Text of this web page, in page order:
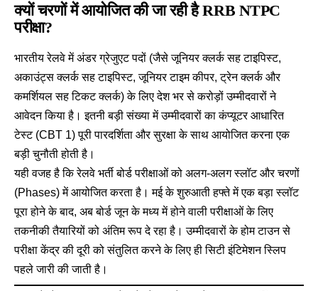
क्यों चरणों में आयोजित की जा रही है RRB NTPC
परीक्षा?
भारतीय रेलवे में अंडर ग्रेजुएट पदों (जैसे जूनियर क्लर्क सह टाइपिस्ट,
अकाउंट्स क्लर्क सह टाइपिस्ट, जूनियर टाइम कीपर, ट्रेन क्लर्क और
कमर्शियल सह टिकट क्लर्क) के लिए देश भर से करोड़ों उम्मीदवारों ने
आवेदन किया है। इतनी बड़ी संख्या में उम्मीदवारों का कंप्यूटर आधारित
टेस्ट (CBT 1) पूरी पारदर्शिता और सुरक्षा के साथ आयोजित करना एक
बड़ी चुनौती होती है।
यही वजह है कि रेलवे भर्ती बोर्ड परीक्षाओं को अलग-अलग स्लॉट और चरणों
(Phases) में आयोजित करता है। मई के शुरुआती हफ्ते में एक बड़ा स्लॉट
पूरा होने के बाद, अब बोर्ड जून के मध्य में होने वाली परीक्षाओं के लिए
तकनीकी तैयारियों को अंतिम रूप दे रहा है। उम्मीदवारों के होम टाउन से
परीक्षा केंद्र की दूरी को संतुलित करने के लिए ही सिटी इंटिमेशन स्लिप
पहले जारी की जाती है।